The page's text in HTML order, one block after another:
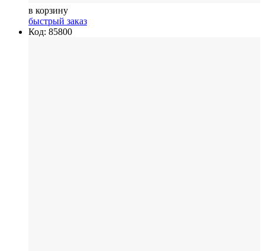
в корзину
быстрый заказ
Код: 85800